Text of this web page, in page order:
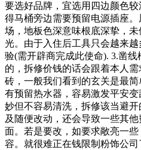
要选好品牌，宜选用四边颜色
得马桶旁边需要预留电源插座
场，地板色深意味根底深挚，
光。由于入住后工具只会越来
验(需开辟商完成此使命). 3.凿
的，拆修价钱的话会跟着本人
砖，一般我们看到的玄关是最
有预留热水器，容易激发平安
妙但不容易清洗，拆修该当避
及随便改动，还会导致一些其
面。若是要改，如要求敞亮一
容。就很难正在钱限制粉饰公